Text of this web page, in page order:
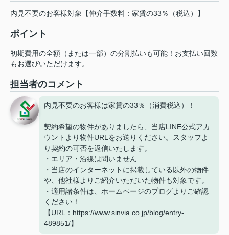
内見不要のお客様対象【仲介手数料：家賃の33％（税込）】
ポイント
初期費用の全額（または一部）の分割払いも可能！お支払い回数
もお選びいただけます。
担当者のコメント
内見不要のお客様は家賃の33％（消費税込）！
契約希望の物件がありましたら、当店LINE公式アカ
ウントより物件URLをお送りください。スタッフよ
り契約の可否を返信いたします。
・エリア・沿線は問いません
・当店のインターネットに掲載している以外の物件
や、他社様よりご紹介いただいた物件も対象です。
・適用諸条件は、ホームページのブログよりご確認
ください！
【URL：https://www.sinvia.co.jp/blog/entry-
489851/】